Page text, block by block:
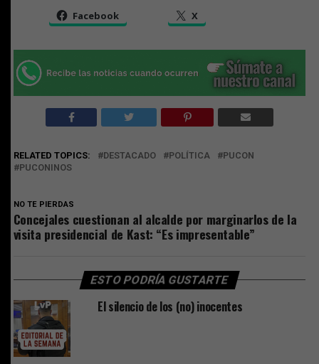
Facebook X
RELATED TOPICS: DESTACADO POLÍTICA
PUCON
PUCONINOS
NO TE PIERDAS
Concejales cuestionan al alcalde por marginarlos de la
visita presidencial de Kast: “Es impresentable”
ESTO PODRÍA GUSTARTE
El silencio de los (no) inocentes